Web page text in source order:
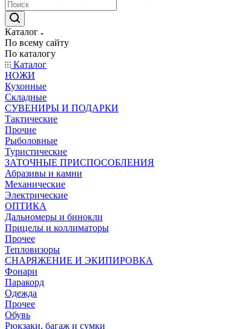
Каталог
По всему сайту
По каталогу
Каталог
НОЖИ
Кухонные
Складные
СУВЕНИРЫ И ПОДАРКИ
Тактические
Прочие
Рыболовные
Туристические
ЗАТОЧНЫЕ ПРИСПОСОБЛЕНИЯ
Абразивы и камни
Механические
Электрические
ОПТИКА
Дальномеры и бинокли
Прицелы и коллиматоры
Прочее
Тепловизоры
СНАРЯЖЕНИЕ И ЭКИПИРОВКА
Фонари
Паракорд
Одежда
Прочее
Обувь
Рюкзаки, багаж и сумки